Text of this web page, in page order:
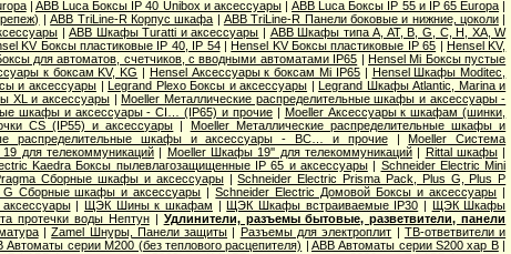
| ABB Luca Боксы IP 40 Unibox и аксессуары|ABB Luca Боксы IP 55 и IP 65 Europa |
|ABB TriLine-R Корпус шкафа | ABB TriLine-R Панели боковые и нижние, цоколи|
|ABB Шкафы Turatti и аксессуары | ABB Шкафы типа A, AT, B, G, C, H, XA, W
KV Боксы пластиковые IP 40, IP 54|Hensel KV Боксы пластиковые IP 65 | Hensel KV,
для автоматов, счетчиков, с вводными автоматами IP65 |Hensel Mi Боксы пустые
к боксам KV, KG | Hensel Аксессуары к боксам Mi IP65| Hensel Шкафы Moditec,
и аксессуары |Legrand Plexo Боксы и аксессуары |Legrand Шкафы Atlantic, Marina и
XL и аксессуары|Moeller Металлические распределительные шкафы и аксессуары -
шкафы и аксессуары - CI… (IP65) и прочие| Moeller Аксессуары к шкафам (шинки,
CS (IP55) и аксессуары | Moeller Металлические распределительные шкафы и
распределительные шкафы и аксессуары - BC… и прочие|Moeller Система
для телекоммуникаций | Moeller Шкафы 19'' для телекоммуникаций| Rittal шкафы|
Kaedra Боксы пылевлагозащищенные IP 65 и аксессуары| Schneider Electric Mini
Сборные шкафы и аксессуары|Schneider Electric Prisma Pack, Plus G, Plus P
G Сборные шкафы и аксессуары |Schneider Electric Домовой Боксы и аксессуары |
| ЩЭК Шины к шкафам |ЩЭК Шкафы встраиваемые IP30 | ЩЭК Шкафы
протечки воды Нептун| Удлинители, разъемы бытовые, разветвители, панели
|Zamel Шнуры, Панели защиты | Разъемы для электроплит | ТВ-ответвители и
Автоматы серии M200 (без теплового расцепителя) | ABB Автоматы серии S200 хар B|